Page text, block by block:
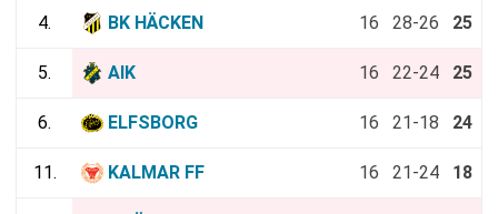
4. BK HÄCKEN 16 28-26 25
5. AIK 16 22-24 25
6. ELFSBORG 16 21-18 24
11. KALMAR FF 16 21-24 18